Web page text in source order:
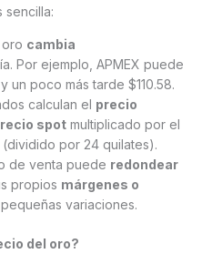
sencilla:
cambia
Por ejemplo, APMEX puede
un poco más tarde $110.58.
calculan el precio
spot multiplicado por el
por 24 quilates).
de venta puede redondear
propios márgenes o
variaciones.
del oro?